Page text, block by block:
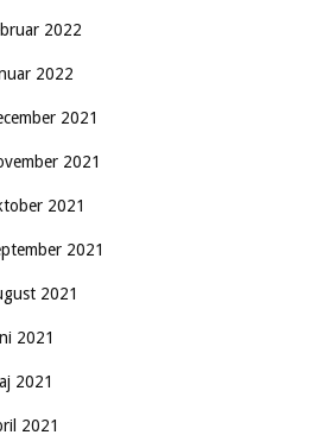
2022
2022
2021
2021
2021
2021
2021
2021
2021
2021